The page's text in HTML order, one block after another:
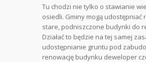
Tu chodzi nie tylko o stawianie
osiedli. Gminy mogą udostępniać
stare, podniszczone budynki do
Działać to będzie na tej samej
udostępnianie gruntu pod
renowację budynku deweloper